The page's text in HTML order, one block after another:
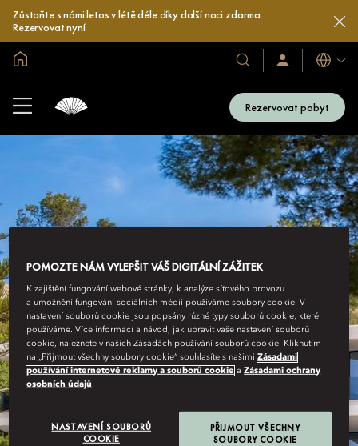
Zůstaňte s námi letos v létě déle díky další noci zdarma.
Rezervovat nyní
Naše
hotely
a
resorty
Přihlaste
se
se
Jazyky
Rezervovat pobyt
POMOZTE NÁM VYLEPŠIT VÁŠ DIGITÁLNÍ ZÁŽITEK
K zajištění fungování webové stránky, k analýze síťového provozu
a umožnění fungování sociálních médií používáme soubory cookie. V
nastavení souborů cookie jsou popsány různé typy souborů cookie, které
používáme. Více informací a návod, jak upravit vaše nastavení souborů
cookie, naleznete v našich Zásadách používání souborů cookie. Kliknutím
na „Přijmout všechny soubory cookie“ souhlasíte s našimiZásadami
používání internetové reklamy a souborů cookie aZásadami ochrany
osobních údajů.
NASTAVENÍ SOUBORŮ
COOKIE
PŘIJMOUT VŠECHNY
SOUBORY COOKIE